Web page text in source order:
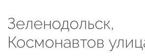
Зеленодольск,
Космонавтов